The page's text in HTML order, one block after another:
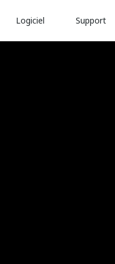
Logiciel Support